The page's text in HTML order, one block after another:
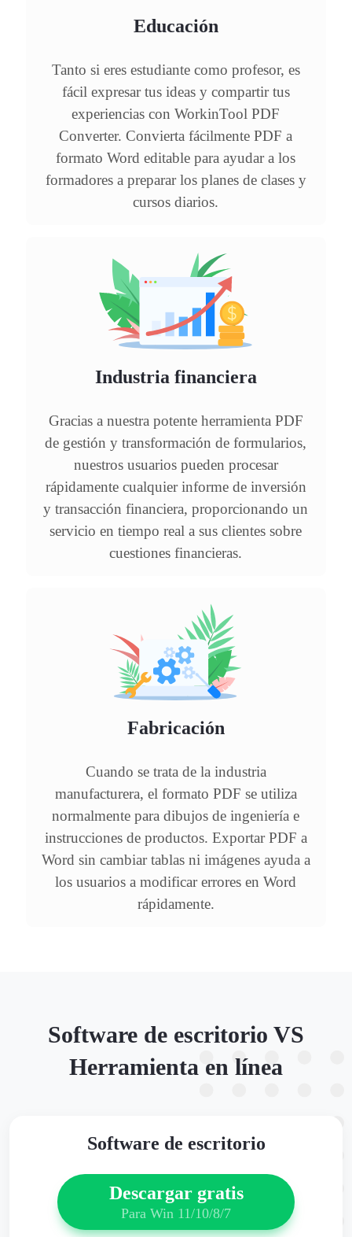
Educación
Tanto si eres estudiante como profesor, es
fácil expresar tus ideas y compartir tus
experiencias con WorkinTool PDF
Converter. Convierta fácilmente PDF a
formato Word editable para ayudar a los
formadores a preparar los planes de clases y
cursos diarios.
Industria financiera
Gracias a nuestra potente herramienta PDF
de gestión y transformación de formularios,
nuestros usuarios pueden procesar
rápidamente cualquier informe de inversión
y transacción financiera, proporcionando un
servicio en tiempo real a sus clientes sobre
cuestiones financieras.
Fabricación
Cuando se trata de la industria
manufacturera, el formato PDF se utiliza
normalmente para dibujos de ingeniería e
instrucciones de productos. Exportar PDF a
Word sin cambiar tablas ni imágenes ayuda a
los usuarios a modificar errores en Word
rápidamente.
Software de escritorio VS
Herramienta en línea
Software de escritorio
Descargar gratis
Para Win 11/10/8/7